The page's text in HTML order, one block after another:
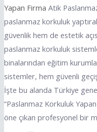
Yapan Firma Atik
paslanmaz korkuluk
güvenlik hem de estetik
paslanmaz korkuluk
binalarından eğitim
sistemler, hem güvenli
İşte bu alanda Türkiye
“Paslanmaz Korkuluk
öne çıkan profesyonel bir